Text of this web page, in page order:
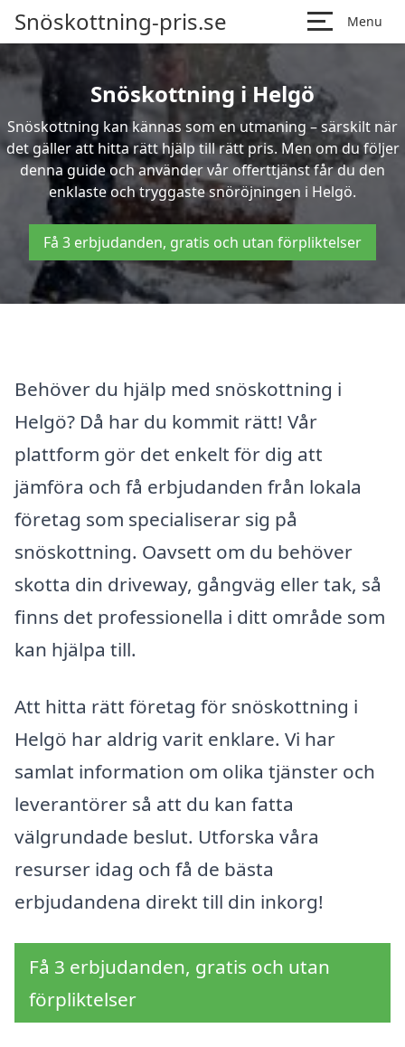
Snöskottning-pris.se Menu
Snöskottning i Helgö
Snöskottning kan kännas som en utmaning – särskilt när
det gäller att hitta rätt hjälp till rätt pris. Men om du följer
denna guide och använder vår offerttjänst får du den
enklaste och tryggaste snöröjningen i Helgö.
Få 3 erbjudanden, gratis och utan förpliktelser
Behöver du hjälp med snöskottning i
Helgö? Då har du kommit rätt! Vår
plattform gör det enkelt för dig att
jämföra och få erbjudanden från lokala
företag som specialiserar sig på
snöskottning. Oavsett om du behöver
skotta din driveway, gångväg eller tak, så
finns det professionella i ditt område som
kan hjälpa till.
Att hitta rätt företag för snöskottning i
Helgö har aldrig varit enklare. Vi har
samlat information om olika tjänster och
leverantörer så att du kan fatta
välgrundade beslut. Utforska våra
resurser idag och få de bästa
erbjudandena direkt till din inkorg!
Få 3 erbjudanden, gratis och utan
förpliktelser